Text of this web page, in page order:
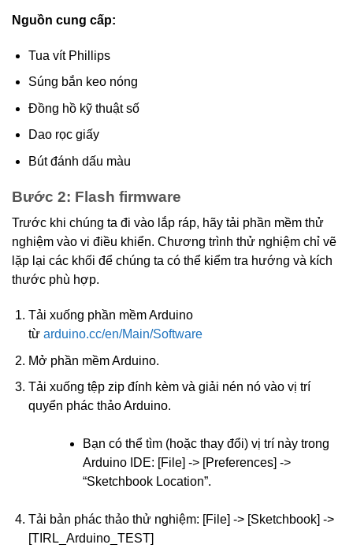
Nguồn cung cấp:
Tua vít Phillips
Súng bắn keo nóng
Đồng hồ kỹ thuật số
Dao rọc giấy
Bút đánh dấu màu
Bước 2: Flash firmware
Trước khi chúng ta đi vào lắp ráp, hãy tải phần mềm thử
nghiệm vào vi điều khiển. Chương trình thử nghiệm chỉ vẽ
lặp lại các khối để chúng ta có thể kiểm tra hướng và kích
thước phù hợp.
Tải xuống phần mềm Arduino
từ arduino.cc/en/Main/Software
Mở phần mềm Arduino.
Tải xuống tệp zip đính kèm và giải nén nó vào vị trí
quyển phác thảo Arduino.
Bạn có thể tìm (hoặc thay đổi) vị trí này trong
Arduino IDE: [File] -> [Preferences] ->
“Sketchbook Location”.
Tải bản phác thảo thử nghiệm: [File] -> [Sketchbook] ->
[TIRL_Arduino_TEST]